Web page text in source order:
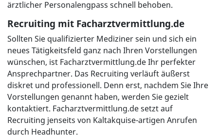
ärztlicher Personalengpass schnell behoben.
Recruiting mit Facharztvermittlung.de
Sollten Sie qualifizierter Mediziner sein und sich ein
neues Tätigkeitsfeld ganz nach Ihren Vorstellungen
wünschen, ist Facharztvermittlung.de Ihr perfekter
Ansprechpartner. Das Recruiting verläuft äußerst
diskret und professionell. Denn erst, nachdem Sie Ihre
Vorstellungen genannt haben, werden Sie gezielt
kontaktiert. Facharztvermittlung.de setzt auf
Recruiting jenseits von Kaltakquise-artigen Anrufen
durch Headhunter.